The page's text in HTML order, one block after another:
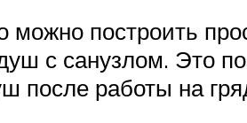
построить
с санузлом. Это
после работы на